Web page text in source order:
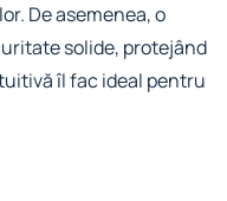
De asemenea, o
solide, protejând
îl fac ideal pentru